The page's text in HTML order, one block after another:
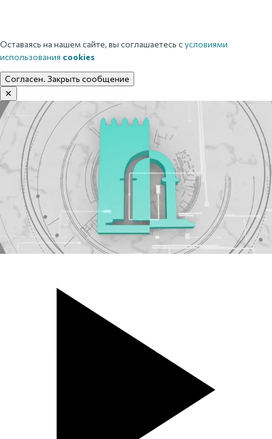
Оставаясь на нашем сайте, вы соглашаетесь сусловиями
использования cookies
Согласен. Закрыть сообщение
✕